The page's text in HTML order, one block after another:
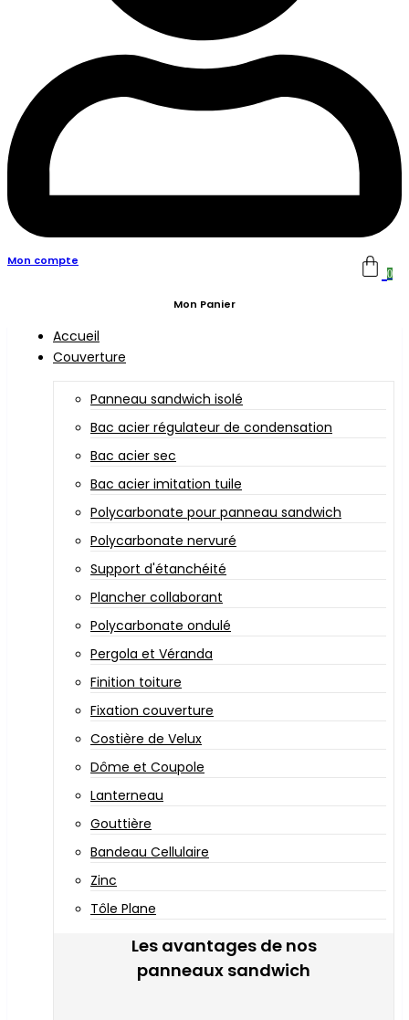
Mon compte
0
Mon Panier
Accueil
Couverture
Panneau sandwich isolé
Bac acier régulateur de condensation
Bac acier sec
Bac acier imitation tuile
Polycarbonate pour panneau sandwich
Polycarbonate nervuré
Support d'étanchéité
Plancher collaborant
Polycarbonate ondulé
Pergola et Véranda
Finition toiture
Fixation couverture
Costière de Velux
Dôme et Coupole
Lanterneau
Gouttière
Bandeau Cellulaire
Zinc
Tôle Plane
Les avantages de nos
panneaux sandwich